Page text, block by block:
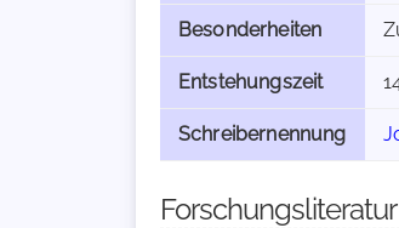
Besonderheiten
Entstehungszeit
Schreibernennung
Forschungsliteratur